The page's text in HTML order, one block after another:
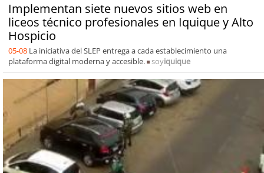
Implementan siete nuevos sitios web en
liceos técnico profesionales en Iquique y Alto
Hospicio
05-08 La iniciativa del SLEP entrega a cada establecimiento una
plataforma digital moderna y accesible.
soyiquique